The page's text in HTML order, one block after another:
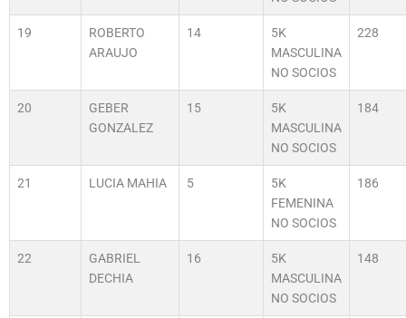
19
ROBERTO
ARAUJO
14
5K
MASCULINA
NO SOCIOS
228
20
GEBER
GONZALEZ
15
5K
MASCULINA
NO SOCIOS
184
21 LUCIA MAHIA 5
5K
FEMENINA
NO SOCIOS
186
22
GABRIEL
DECHIA
16
5K
MASCULINA
NO SOCIOS
148